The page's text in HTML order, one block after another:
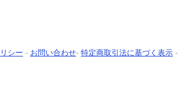
シー - お問い合わせ- 特定商取引法に基づく表示 -